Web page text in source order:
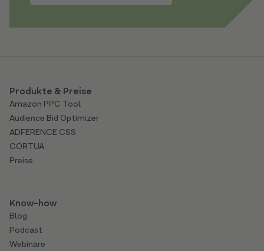
Produkte & Preise
Amazon PPC Tool
Audience Bid Optimizer
ADFERENCE CSS
CORTUA
Preise
Know-how
Blog
Podcast
Webinare